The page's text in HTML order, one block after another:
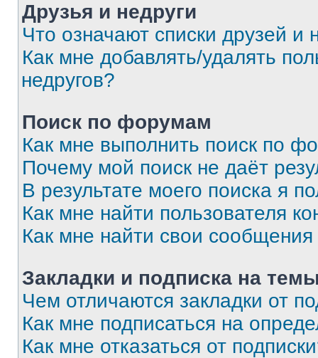
Друзья и недруги
Что означают списки друзей и
Как мне добавлять/удалять
недругов?
Поиск по форумам
Как мне выполнить поиск по
Почему мой поиск не даёт
В результате моего поиска я
Как мне найти пользователя
Как мне найти свои
Закладки и подписка на
Чем отличаются закладки от
Как мне подписаться на
Как мне отказаться от